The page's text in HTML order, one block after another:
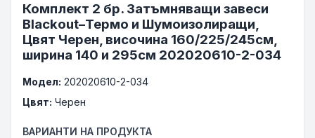
Комплект 2 бр. Затъмняващи завеси
Blackout–Термо и Шумоизолиращи,
Цвят Черен, височина 160/225/245см,
ширина 140 и 295см 202020610-2-034
Модел: 202020610-2-034
Цвят: Черен
ВАРИАНТИ НА ПРОДУКТА